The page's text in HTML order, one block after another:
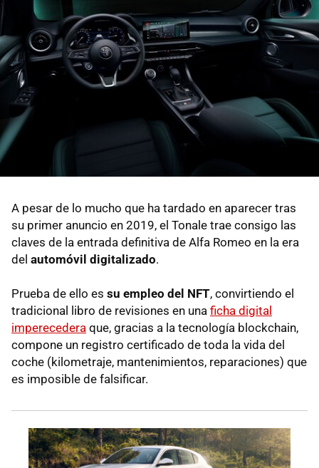
A pesar de lo mucho que ha tardado en aparecer tras
su primer anuncio en 2019, el Tonale trae consigo las
claves de la entrada definitiva de Alfa Romeo en la era
del automóvil digitalizado.
Prueba de ello es su empleo del NFT, convirtiendo el
tradicional libro de revisiones en una ficha digital
imperecedera que, gracias a la tecnología blockchain,
compone un registro certificado de toda la vida del
coche (kilometraje, mantenimientos, reparaciones) que
es imposible de falsificar.